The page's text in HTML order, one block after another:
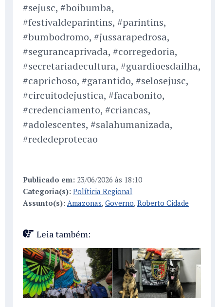
#sejusc, #boibumba,
#festivaldeparintins, #parintins,
#bumbodromo, #jussarapedrosa,
#segurancaprivada, #corregedoria,
#secretariadecultura, #guardioesdailha,
#caprichoso, #garantido, #selosejusc,
#circuitodejustica, #facabonito,
#credenciamento, #criancas,
#adolescentes, #salahumanizada,
#rededeprotecao
Publicado em: 23/06/2026 às 18:10
Categoria(s): Políticia Regional
Assunto(s): Amazonas, Governo, Roberto Cidade
Leia também: